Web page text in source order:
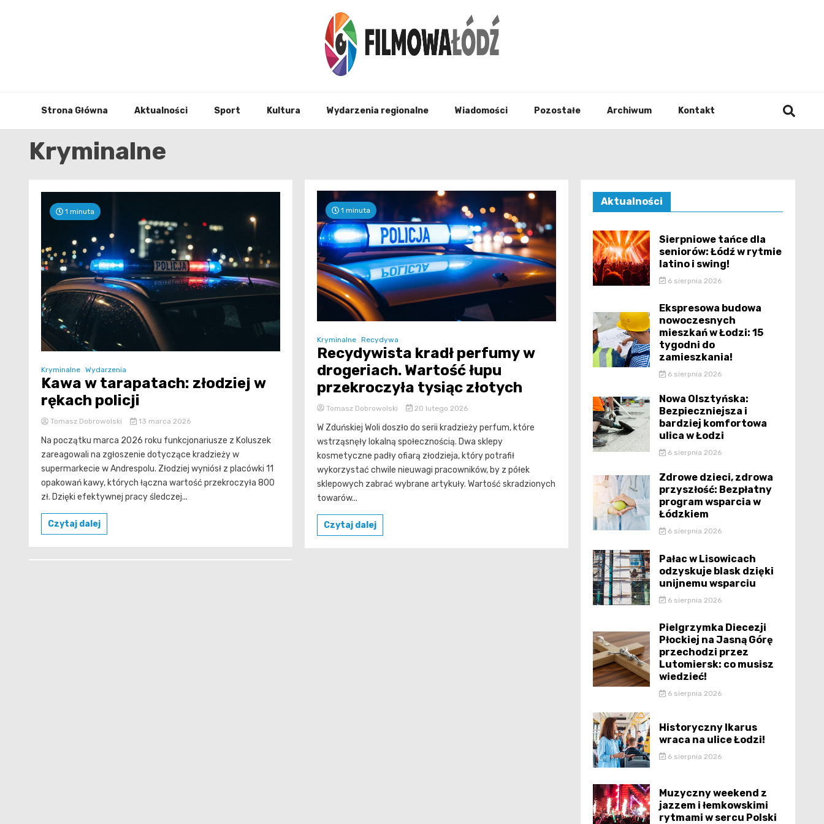
Strona Główna Aktualności Sport Kultura Wydarzenia regionalne Wiadomości Pozostałe Archiwum Kontakt
Kryminalne
1 minuta
Kryminalne Wydarzenia
Kawa w tarapatach: złodziej w
rękach policji
Tomasz Dobrowolski 13 marca 2026
Na początku marca 2026 roku funkcjonariusze z Koluszek
zareagowali na zgłoszenie dotyczące kradzieży w
supermarkecie w Andrespolu. Złodziej wyniósł z placówki 11
opakowań kawy, których łączna wartość przekroczyła 800
zł. Dzięki efektywnej pracy śledczej...
Czytaj dalej
1 minuta
Kryminalne Recydywa
Recydywista kradł perfumy w
drogeriach. Wartość łupu
przekroczyła tysiąc złotych
Tomasz Dobrowolski 20 lutego 2026
W Zduńskiej Woli doszło do serii kradzieży perfum, które
wstrząsnęły lokalną społecznością. Dwa sklepy
kosmetyczne padły ofiarą złodzieja, który potrafił
wykorzystać chwile nieuwagi pracowników, by z półek
sklepowych zabrać wybrane artykuły. Wartość skradzionych
towarów...
Czytaj dalej
Aktualności
Sierpniowe tańce dla
seniorów: Łódź w rytmie
latino i swing!
6 sierpnia 2026
Ekspresowa budowa
nowoczesnych
mieszkań w Łodzi: 15
tygodni do
zamieszkania!
6 sierpnia 2026
Nowa Olsztyńska:
Bezpieczniejsza i
bardziej komfortowa
ulica w Łodzi
6 sierpnia 2026
Zdrowe dzieci, zdrowa
przyszłość: Bezpłatny
program wsparcia w
Łódzkiem
6 sierpnia 2026
Pałac w Lisowicach
odzyskuje blask dzięki
unijnemu wsparciu
6 sierpnia 2026
Pielgrzymka Diecezji
Płockiej na Jasną Górę
przechodzi przez
Lutomiersk: co musisz
wiedzieć!
6 sierpnia 2026
Historyczny Ikarus
wraca na ulice Łodzi!
6 sierpnia 2026
Muzyczny weekend z
jazzem i łemkowskimi
rytmami w sercu Polski